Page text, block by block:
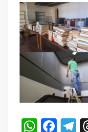
W F
T